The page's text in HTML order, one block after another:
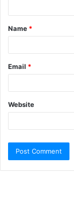
Name *
Email *
Website